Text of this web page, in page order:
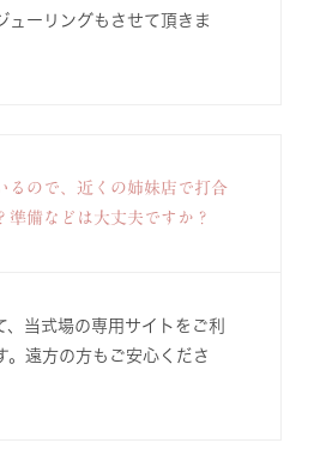
ューリングもさせて頂きま
るので、近くの姉妹店で打合
準備などは大丈夫ですか？
、当式場の専用サイトをご利
。遠方の方もご安心くださ